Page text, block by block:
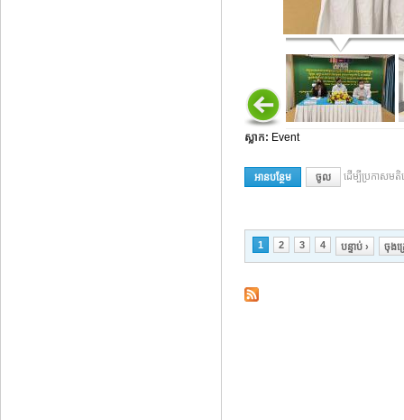
ស្លាក: Event
អាន​បន្ថែម អំពី TB Diagnostic
ចូល​ ដើម្បី​ប្រកាស​
ទំព័រ
1 2 3 4 បន្ទាប់ › ចុងក្